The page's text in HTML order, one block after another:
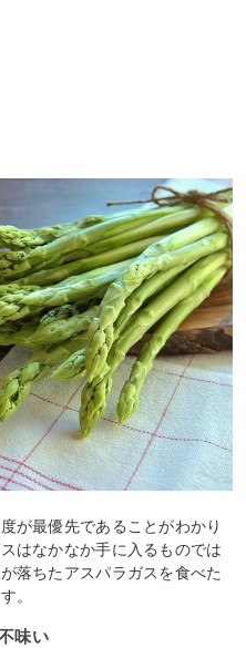
が最優先であることがわかり
はなかなか手に入るものでは
落ちたアスパラガスを食べた
。
味い